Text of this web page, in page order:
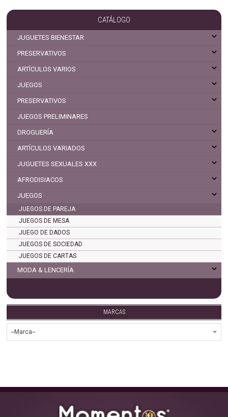
CATÁLOGO
JUGUETES BIENESTAR
PRESERVATIVOS
ARTÍCULOS VARIOS
JUEGOS
PRESERVATIVOS
JUEGOS PRELIMINARES
DROGUERÍA
ARTÍCULOS VARIADOS
JUGUETES SEXUALES XXX
AFRODISIACOS
JUEGOS
JUEGOS DE PAREJA
JUEGOS DE MESA
JUEGO DE DADOS
JUEGOS DE SOCIEDAD
JUEGOS DE CARTAS
MODA & LENCERÍA
MARCAS